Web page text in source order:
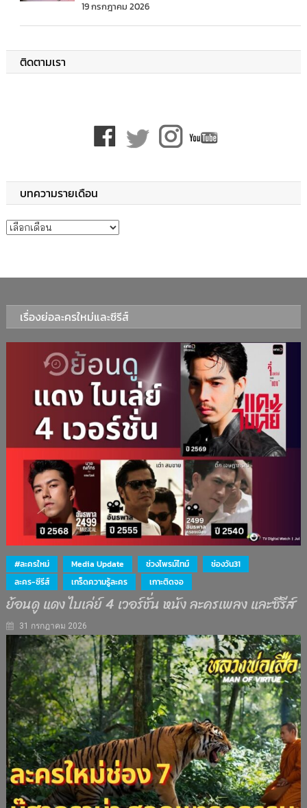
19 กรกฎาคม 2026
ติดตามเรา
บทความรายเดือน
บทความรายเดือน
เรื่องย่อละครใหม่และซีรีส์
#ละครใหม่ Media Update ช่วงไพรม์ไทม์
ช่องวัน31
ละคร-ซีรีส์
เกร็ดความรู้ละคร เกาะติดจอ
ย้อนดู แดง ไบเล่ย์ 4 เวอร์ชั่น หนัง ละครเพลง และซีรีส์
31 กรกฎาคม 2026